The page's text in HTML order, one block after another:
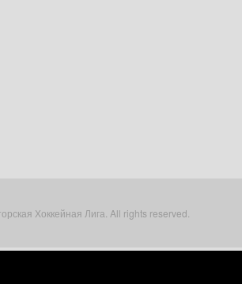
Хоккейная Лига. All rights reserved.